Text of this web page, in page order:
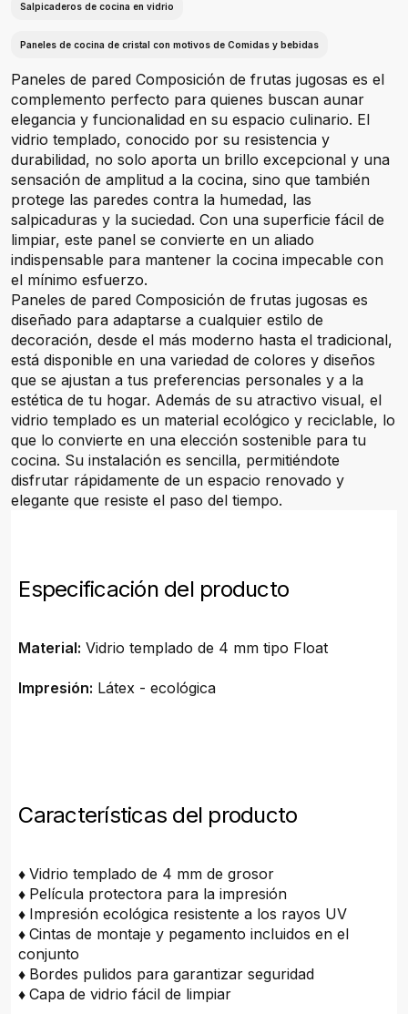
Salpicaderos de cocina en vidrio
Paneles de cocina de cristal con motivos de Comidas y bebidas
Paneles de pared Composición de frutas jugosas es el
complemento perfecto para quienes buscan aunar
elegancia y funcionalidad en su espacio culinario. El
vidrio templado, conocido por su resistencia y
durabilidad, no solo aporta un brillo excepcional y una
sensación de amplitud a la cocina, sino que también
protege las paredes contra la humedad, las
salpicaduras y la suciedad. Con una superficie fácil de
limpiar, este panel se convierte en un aliado
indispensable para mantener la cocina impecable con
el mínimo esfuerzo.
Paneles de pared Composición de frutas jugosas es
diseñado para adaptarse a cualquier estilo de
decoración, desde el más moderno hasta el tradicional,
está disponible en una variedad de colores y diseños
que se ajustan a tus preferencias personales y a la
estética de tu hogar. Además de su atractivo visual, el
vidrio templado es un material ecológico y reciclable, lo
que lo convierte en una elección sostenible para tu
cocina. Su instalación es sencilla, permitiéndote
disfrutar rápidamente de un espacio renovado y
elegante que resiste el paso del tiempo.
Especificación del producto
Material: Vidrio templado de 4 mm tipo Float
Impresión: Látex - ecológica
Características del producto
♦Vidrio templado de 4 mm de grosor
♦ Película protectora para la impresión
♦ Impresión ecológica resistente a los rayos UV
♦Cintas de montaje y pegamento incluidos en el
conjunto
♦ Bordes pulidos para garantizar seguridad
♦Capa de vidrio fácil de limpiar